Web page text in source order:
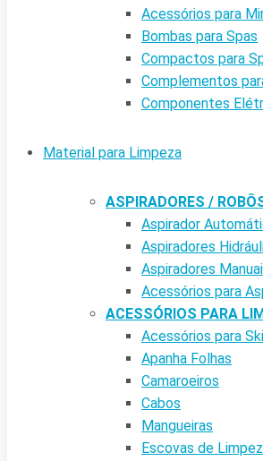
Acessórios para
Bombas para Spas
Compactos para
Complementos
Componentes
Material para Limpeza
ASPIRADORES /
Aspirador
Aspiradores
Aspiradores
Acessórios para
ACESSÓRIOS PARA
Acessórios para
Apanha Folhas
Camaroeiros
Cabos
Mangueiras
Escovas de